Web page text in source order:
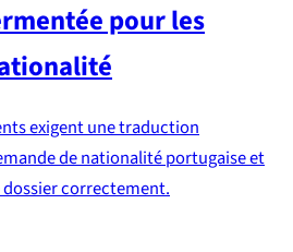
pour les
exigent une traduction
de nationalité portugaise et
correctement.